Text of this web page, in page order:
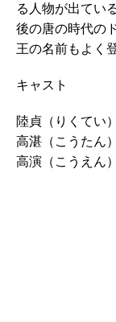
る人物が出てい
後の唐の時代の
王の名前もよく
キャスト
陸貞（りくてい
高湛（こうたん
高演（こうえん